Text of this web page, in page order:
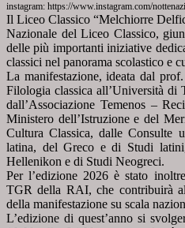
instagram: https://www.instagram.com/
Il Liceo Classico “Melchiorre
Nazionale del Liceo Classico,
delle più importanti iniziative
classici nel panorama scolastico e
La manifestazione, ideata dal
Filologia classica all’Università di
dall’Associazione Temenos –
Ministero dell’Istruzione edel
Cultura Classica, dalle Consulte
latina, del Greco e di Studi
Hellenikon e di Studi Neogreci.
Per l’edizione 2026 è stato
TGR della RAI, che contribuirà
della manifestazione su scala
L’edizione di quest’anno si